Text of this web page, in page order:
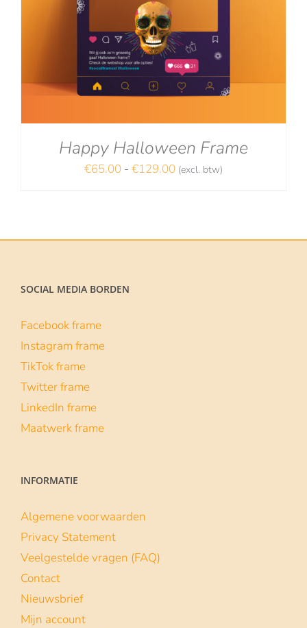
Happy Halloween Frame
€65.00 - €129.00Prijsklasse:
(excl. btw)
SOCIAL MEDIA BORDEN
Facebook frame
Instagram frame
TikTok frame
Twitter frame
LinkedIn frame
Maatwerk frame
INFORMATIE
Algemene voorwaarden
Privacy Statement
Veelgestelde vragen (FAQ)
Contact
Nieuwsbrief
Mijn account